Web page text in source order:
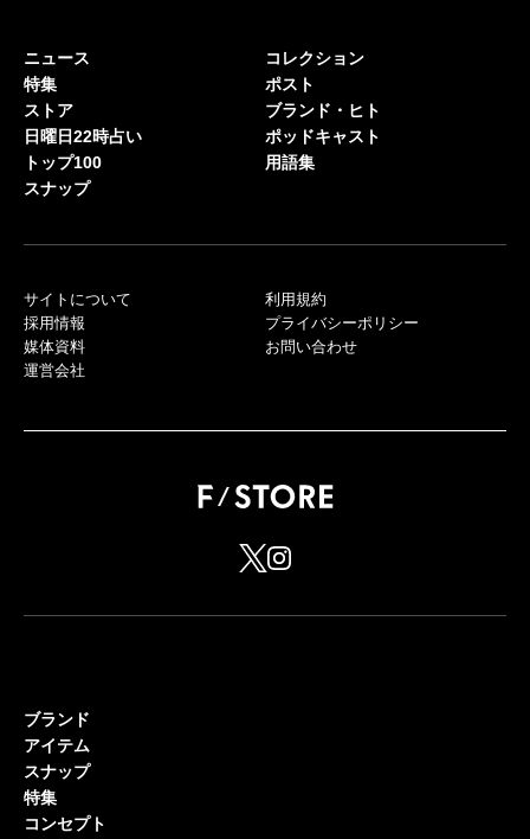
ニュース
特集
ストア
日曜日22時占い
トップ100
スナップ
コレクション
ポスト
ブランド・ヒト
ポッドキャスト
用語集
サイトについて
採用情報
媒体資料
運営会社
利用規約
プライバシーポリシー
お問い合わせ
ブランド
アイテム
スナップ
特集
コンセプト